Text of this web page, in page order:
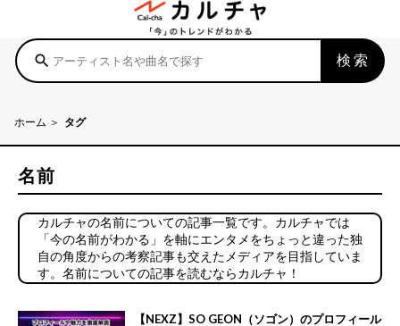
search 検索
ホーム タグ
名前
カルチャの名前についての記事一覧です。カルチャでは
「今の名前がわかる」を軸にエンタメをちょっと違った独
自の角度からの考察記事も交えたメディアを目指していま
す。名前についての記事を読むならカルチャ！
【NEXZ】SO GEON（ソゴン）のプロフィール